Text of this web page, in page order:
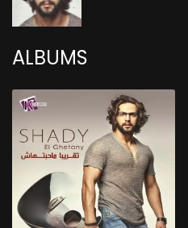
ALBUMS